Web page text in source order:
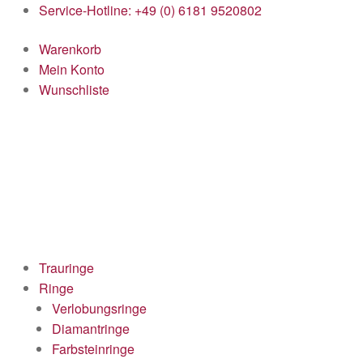
Service-Hotline: +49 (0) 6181 9520802
Warenkorb
Mein Konto
Wunschliste
Trauringe
Ringe
Verlobungsringe
Diamantringe
Farbsteinringe